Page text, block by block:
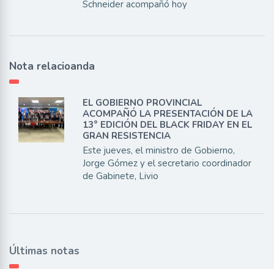
Schneider acompañó hoy
Nota relacioanda
EL GOBIERNO PROVINCIAL
ACOMPAÑÓ LA PRESENTACIÓN DE LA
13° EDICIÓN DEL BLACK FRIDAY EN EL
GRAN RESISTENCIA
Este jueves, el ministro de Gobierno,
Jorge Gómez y el secretario coordinador
de Gabinete, Livio
Últimas notas